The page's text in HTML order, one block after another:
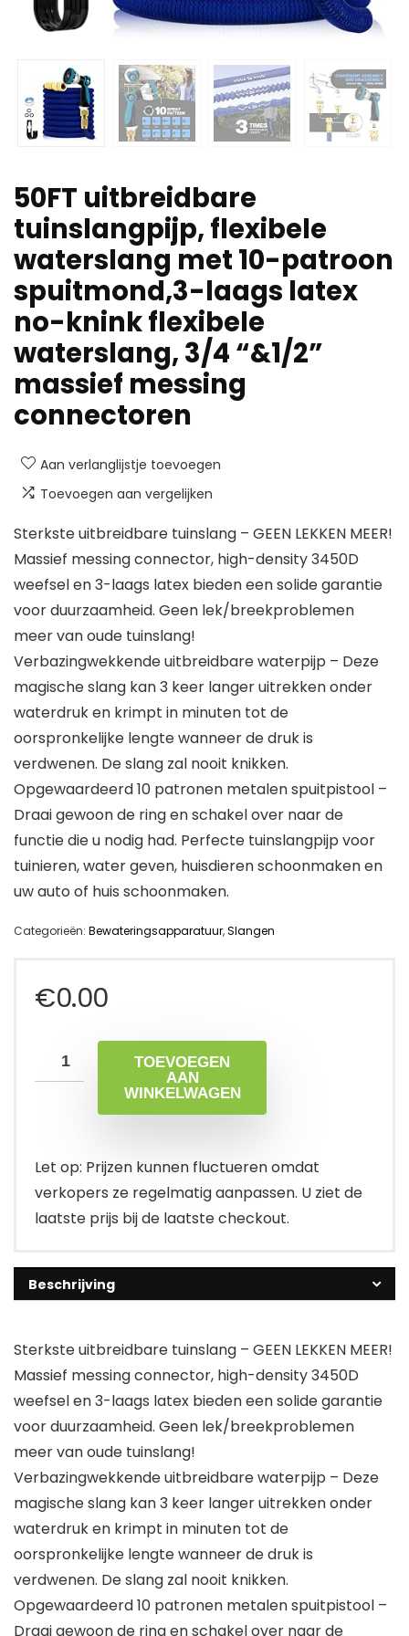
50FT uitbreidbare
tuinslangpijp, flexibele
waterslang met 10-patroon
spuitmond,3-laags latex
no-knink flexibele
waterslang, 3/4 “&1/2”
massief messing
connectoren
Aan verlanglijstje toevoegen
Toevoegen aan vergelijken
Sterkste uitbreidbare tuinslang – GEEN LEKKEN MEER!
Massief messing connector, high-density 3450D
weefsel en 3-laags latex bieden een solide garantie
voor duurzaamheid. Geen lek/breekproblemen
meer van oude tuinslang!
Verbazingwekkende uitbreidbare waterpijp – Deze
magische slang kan 3 keer langer uitrekken onder
waterdruk en krimpt in minuten tot de
oorspronkelijke lengte wanneer de druk is
verdwenen. De slang zal nooit knikken.
Opgewaardeerd 10 patronen metalen spuitpistool –
Draai gewoon de ring en schakel over naar de
functie die u nodig had. Perfecte tuinslangpijp voor
tuinieren, water geven, huisdieren schoonmaken en
uw auto of huis schoonmaken.
Categorieën: Bewateringsapparatuur,Slangen
€0.00
TOEVOEGEN
AAN
WINKELWAGEN
Let op: Prijzen kunnen fluctueren omdat
verkopers ze regelmatig aanpassen. U ziet de
laatste prijs bij de laatste checkout.
Beschrijving
Sterkste uitbreidbare tuinslang – GEEN LEKKEN MEER!
Massief messing connector, high-density 3450D
weefsel en 3-laags latex bieden een solide garantie
voor duurzaamheid. Geen lek/breekproblemen
meer van oude tuinslang!
Verbazingwekkende uitbreidbare waterpijp – Deze
magische slang kan 3 keer langer uitrekken onder
waterdruk en krimpt in minuten tot de
oorspronkelijke lengte wanneer de druk is
verdwenen. De slang zal nooit knikken.
Opgewaardeerd 10 patronen metalen spuitpistool –
Draai gewoon de ring en schakel over naar de